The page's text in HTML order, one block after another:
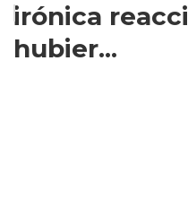
irónica
hubier...